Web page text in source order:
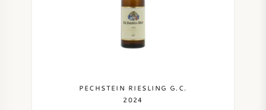
PECHSTEIN RIESLING G.C.
2024